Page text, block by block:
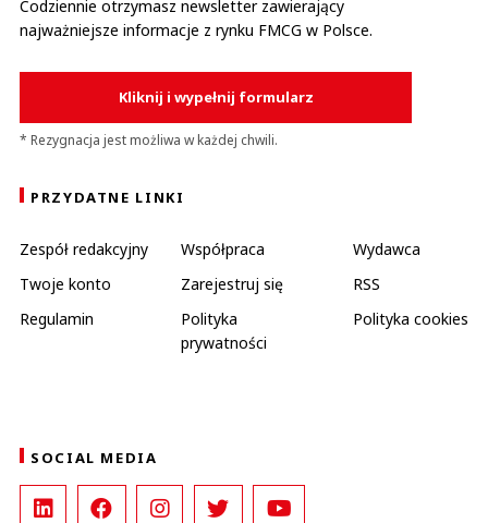
Codziennie otrzymasz newsletter zawierający
najważniejsze informacje z rynku FMCG w Polsce.
Kliknij i wypełnij formularz
* Rezygnacja jest możliwa w każdej chwili.
PRZYDATNE LINKI
Zespół redakcyjny Współpraca
Wydawca
Twoje konto
Zarejestruj się
RSS
Regulamin
Polityka
prywatności
Polityka cookies
SOCIAL MEDIA